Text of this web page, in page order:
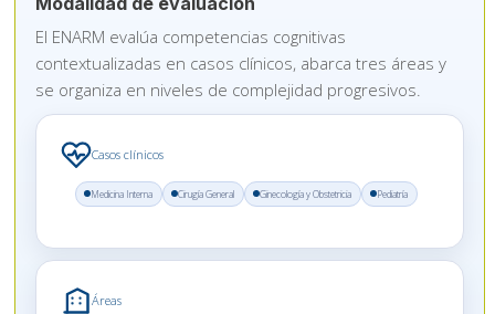
El ENARM evalúa competencias cognitivas
contextualizadas en casos clínicos, abarca tres áreas y
se organiza en niveles de complejidad progresivos.
Casos clínicos
Medicina Interna Cirugía General Ginecología y Obstetricia Pediatría
Áreas